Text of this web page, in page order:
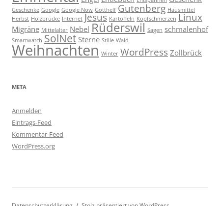
Geschenke Google Google Now Gotthelf Gutenberg Hausmittel
Herbst Holzbrücke Internet Jesus Kartoffeln Kopfschmerzen Linux
Migräne Mittelalter Nebel Rüderswil Sagen schmalenhof
Smartwatch SolNet Sterne Stille Wald
Weihnachten Winter WordPress Zollbrück
META
Anmelden
Eintrags-Feed
Kommentar-Feed
WordPress.org